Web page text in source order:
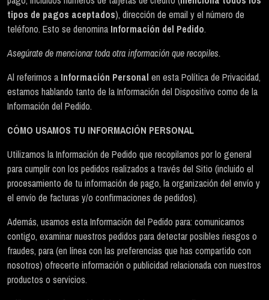
tipos de pagos aceptados), dirección de email y el número de
teléfono. Esto se denomina Información del Pedido.
Asegúrate de mencionar toda otra información que recopiles.
Al referirnos a Información Personal en esta Política de Privacidad,
estamos hablando tanto de la Información del Dispositivo como de la
Información del Pedido.
CÓMO USAMOS TU INFORMACIÓN PERSONAL
Utilizamos la Información de Pedido que recopilamos por lo general
para cumplir con los pedidos realizados a través del Sitio (incluido el
procesamiento de tu información de pago, la organización del envío y
el envío de facturas y/o confirmaciones de pedidos).
Además, usamos esta Información del Pedido para: comunicarnos
contigo, examinar nuestros pedidos para detectar posibles riesgos o
fraudes, para (en línea con las preferencias que has compartido con
nosotros) ofrecerte información o publicidad relacionada con nuestros
productos o servicios.